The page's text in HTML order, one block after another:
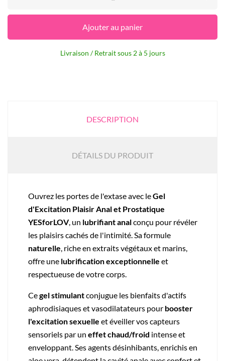
Ajouter au panier
Livraison / Retrait sous 2 à 5 jours
DESCRIPTION
DÉTAILS DU PRODUIT
Ouvrez les portes de l'extase avec leGel
d'Excitation Plaisir Anal et Prostatique
YESforLOV, un lubrifiant analconçu pour révéler
les plaisirs cachés de l'intimité. Sa formule
naturelle , riche en extraits végétaux et marins,
offre une lubrificationexceptionnelle et
respectueuse de votre corps.
Cegel stimulantconjugue les bienfaits d'actifs
aphrodisiaques et vasodilatateurs pour booster
l'excitation sexuelle et éveiller vos capteurs
sensoriels par un effet chaud/froid intense et
enveloppant. Ses agents désinhibants, enrichis en